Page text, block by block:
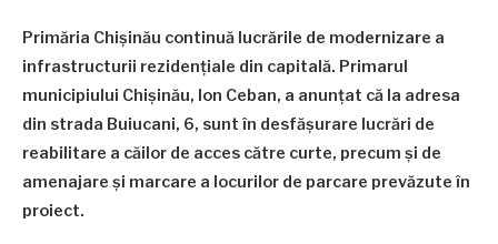
Primăria Chișinău continuă lucrările de modernizare a
infrastructurii rezidențiale din capitală. Primarul
municipiului Chișinău, Ion Ceban, a anunțat că la adresa
din strada Buiucani, 6, sunt în desfășurare lucrări de
reabilitare a căilor de acces către curte, precum și de
amenajare și marcare a locurilor de parcare prevăzute în
proiect.